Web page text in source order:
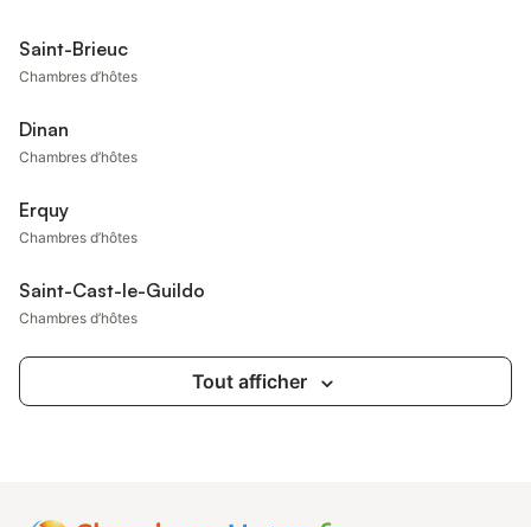
Saint-Brieuc
Chambres d’hôtes
Dinan
Chambres d’hôtes
Erquy
Chambres d’hôtes
Saint-Cast-le-Guildo
Chambres d’hôtes
Tout afficher